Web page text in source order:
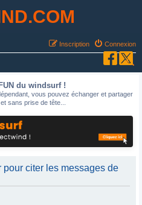
Connexion
Inscription
du windsurf !
vous pouvez échanger et partager
sans prise de tête...
citer les messages de